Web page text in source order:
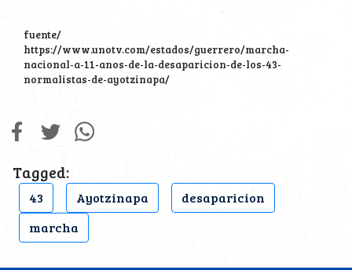
fuente/
https://www.unotv.com/estados/guerrero/marcha-
nacional-a-11-anos-de-la-desaparicion-de-los-43-
normalistas-de-ayotzinapa/
Tagged:
43 Ayotzinapa
desaparicion
marcha